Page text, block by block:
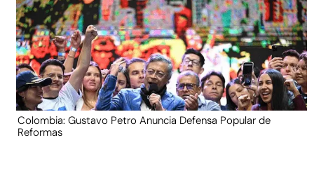
Colombia: Gustavo Petro Anuncia Defensa Popular de
Reformas